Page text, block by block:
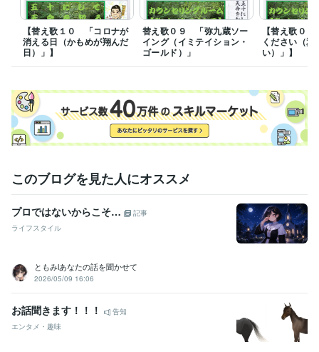
セルフ・カウンセリング普及協会 メンタルケア・アドバイザー
取
得年 : 2018年
日本カウンセリング普及協会 認定心理カウンセラー２級
取得年 : 2
019年
一般財団法人日本能力開発推進協会 産業心理カウンセラー
取得年 :
一般社団法人日本人材育成協会 一級労務管理士 取得年 : 2018年
日本カウンセリング普及協会 認定メンタルヘルス指導員
取得年 : 2
021年
得意分野
うつ 人間関係 仕事
住まい・美容・生活相談 替え歌、川柳、エッセー、その他
【替え歌１０ 「コロナが
消える日（かもめが翔んだ
日）」】
替え歌０９ 「弥九蔵ソー
イング（イミテイション・
ゴールド）」
【替え歌０
ください（翼
い）」】
このブログを見た人にオススメ
プロではないからこそ…
記事
ライフスタイル
ともみlあなたの話を聞かせて
2026/05/09 16:06
お話聞きます！！！
告知
エンタメ・趣味